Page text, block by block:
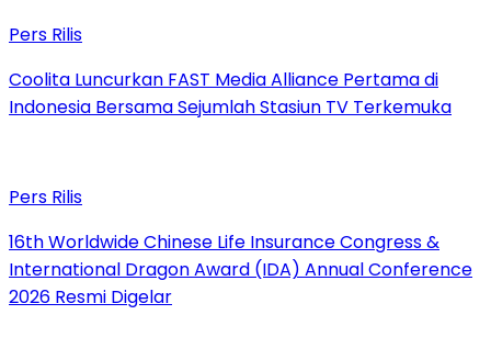
Pers Rilis
Coolita Luncurkan FAST Media Alliance Pertama di
Indonesia Bersama Sejumlah Stasiun TV Terkemuka
Pers Rilis
16th Worldwide Chinese Life Insurance Congress &
International Dragon Award (IDA) Annual Conference
2026 Resmi Digelar